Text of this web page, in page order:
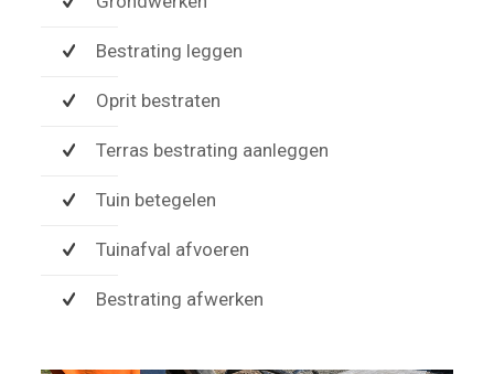
Bestrating leggen
Oprit bestraten
Terras bestrating aanleggen
Tuin betegelen
Tuinafval afvoeren
Bestrating afwerken